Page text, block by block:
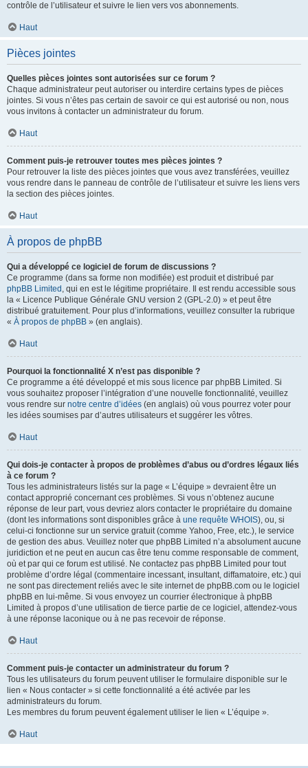
contrôle de l’utilisateur et suivre le lien vers vos abonnements.
Haut
Pièces jointes
Quelles pièces jointes sont autorisées sur ce forum ?
Chaque administrateur peut autoriser ou interdire certains types de pièces
jointes. Si vous n’êtes pas certain de savoir ce qui est autorisé ou non, nous
vous invitons à contacter un administrateur du forum.
Haut
Comment puis-je retrouver toutes mes pièces jointes ?
Pour retrouver la liste des pièces jointes que vous avez transférées, veuillez
vous rendre dans le panneau de contrôle de l’utilisateur et suivre les liens vers
la section des pièces jointes.
Haut
À propos de phpBB
Qui a développé ce logiciel de forum de discussions ?
Ce programme (dans sa forme non modifiée) est produit et distribué par
phpBB Limited , qui en est le légitime propriétaire. Il est rendu accessible sous
la « Licence Publique Générale GNU version 2 (GPL-2.0) » et peut être
distribué gratuitement. Pour plus d’informations, veuillez consulter la rubrique
« À propos de phpBB » (en anglais).
Haut
Pourquoi la fonctionnalité X n’est pas disponible ?
Ce programme a été développé et mis sous licence par phpBB Limited. Si
vous souhaitez proposer l’intégration d’une nouvelle fonctionnalité, veuillez
vous rendre sur notre centre d’idées (en anglais) où vous pourrez voter pour
les idées soumises par d’autres utilisateurs et suggérer les vôtres.
Haut
Qui dois-je contacter à propos de problèmes d’abus ou d’ordres légaux liés
à ce forum ?
Tous les administrateurs listés sur la page « L’équipe » devraient être un
contact approprié concernant ces problèmes. Si vous n’obtenez aucune
réponse de leur part, vous devriez alors contacter le propriétaire du domaine
(dont les informations sont disponibles grâce à une requête WHOIS), ou, si
celui-ci fonctionne sur un service gratuit (comme Yahoo, Free, etc.), le service
de gestion des abus. Veuillez noter que phpBB Limited n’a absolument aucune
juridiction et ne peut en aucun cas être tenu comme responsable de comment,
où et par qui ce forum est utilisé. Ne contactez pas phpBB Limited pour tout
problème d’ordre légal (commentaire incessant, insultant, diffamatoire, etc.) qui
ne sont pas directement reliés avec le site internet de phpBB.com ou le logiciel
phpBB en lui-même. Si vous envoyez un courrier électronique à phpBB
Limited à propos d’une utilisation de tierce partie de ce logiciel, attendez-vous
à une réponse laconique ou à ne pas recevoir de réponse.
Haut
Comment puis-je contacter un administrateur du forum ?
Tous les utilisateurs du forum peuvent utiliser le formulaire disponible sur le
lien « Nous contacter » si cette fonctionnalité a été activée par les
administrateurs du forum.
Les membres du forum peuvent également utiliser le lien « L’équipe ».
Haut